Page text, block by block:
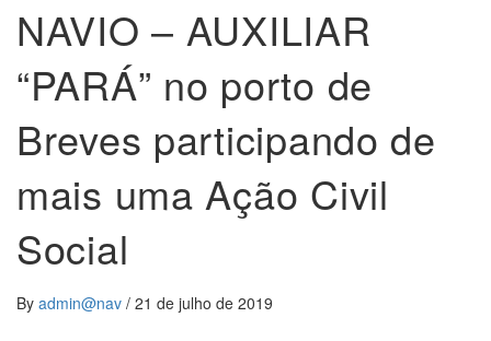
NAVIO – AUXILIAR
“PARÁ” no porto de
Breves participando de
mais uma Ação Civil
Social
By admin@nav / 21 de julho de 2019